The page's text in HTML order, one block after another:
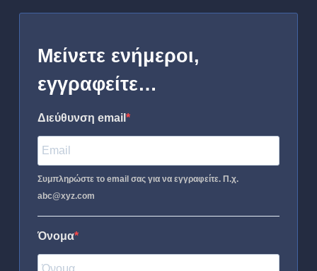
Μείνετε ενήμεροι,
εγγραφείτε…
Διεύθυνση email
Συμπληρώστε το email σας για να εγγραφείτε. Π.χ.
abc@xyz.com
Όνομα